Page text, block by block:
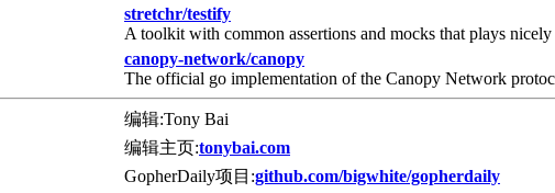
stretchr/testify
A toolkit with common assertions and mocks that plays
canopy-network/canopy
The official go implementation of the Canopy Network
编辑:Tony Bai
编辑主页:tonybai.com
GopherDaily项目:github.com/bigwhite/gopherdaily